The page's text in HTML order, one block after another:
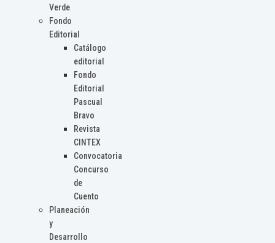
Verde
Fondo
Editorial
Catálogo
editorial
Fondo
Editorial
Pascual
Bravo
Revista
CINTEX
Convocatoria
Concurso
de
Cuento
Planeación
y
Desarrollo